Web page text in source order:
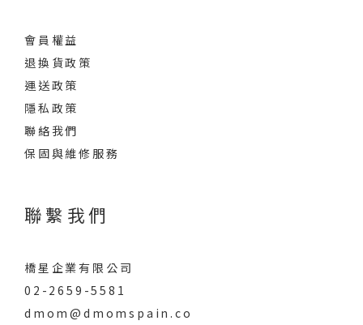
會員權益
退換貨政策
運送政策
隱私政策
聯絡我們
保固與維修服務
聯繫我們
橋星企業有限公司
02-2659-5581
dmom@dmomspain.co